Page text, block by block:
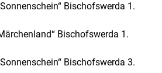
Bischofswerda 1.
Bischofswerda 1.
Bischofswerda 3.